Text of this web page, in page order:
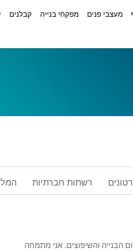
מעצבי פנים מפקחי בנייה קבלנים
רשתות חברתיות
הבנייה והשיפוצים. אני מתמחה